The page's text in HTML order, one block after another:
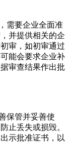
需要企业全面准
并提供相关的企
审，如初审通过
能会要求企业补
审查结果作出批
保管并妥善使
止丢失或损毁。
示批准证书，以